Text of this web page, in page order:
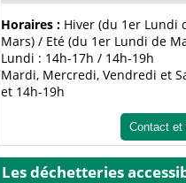
Horaires : Hiver (du 1er Lundi
Mars) / Eté (du 1er Lundi de
Lundi : 14h-17h / 14h-19h
Mardi, Mercredi, Vendredi et
et 14h-19h
Contact et
Les déchetteries